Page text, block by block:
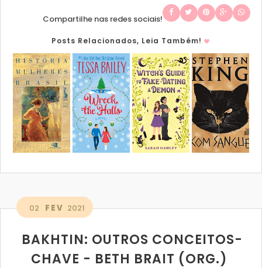
Compartilhe nas redes sociais!
Posts Relacionados, Leia Também!
02 FEV 2021
BAKHTIN: OUTROS CONCEITOS-
CHAVE - BETH BRAIT (ORG.)